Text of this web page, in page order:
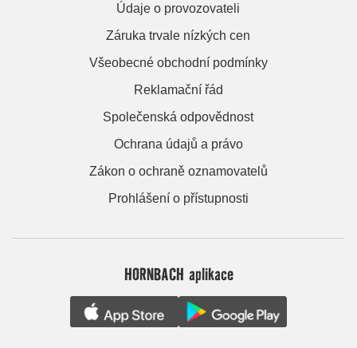
Údaje o provozovateli
Záruka trvale nízkých cen
Všeobecné obchodní podmínky
Reklamační řád
Společenská odpovědnost
Ochrana údajů a právo
Zákon o ochraně oznamovatelů
Prohlášení o přístupnosti
HORNBACH aplikace